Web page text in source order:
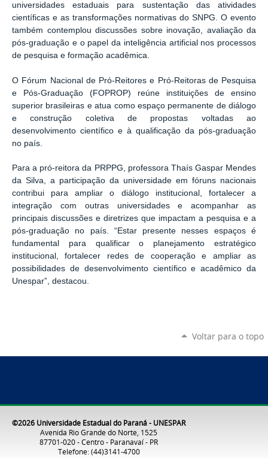
universidades estaduais para sustentação das atividades
científicas e as transformações normativas do SNPG. O evento
também contemplou discussões sobre inovação, avaliação da
pós-graduação e o papel da inteligência artificial nos processos
de pesquisa e formação acadêmica.
O Fórum Nacional de Pró-Reitores e Pró-Reitoras de Pesquisa
e Pós-Graduação (FOPROP) reúne instituições de ensino
superior brasileiras e atua como espaço permanente de diálogo
e construção coletiva de propostas voltadas ao
desenvolvimento científico e à qualificação da pós-graduação
no país.
Para a pró-reitora da PRPPG, professora Thaís Gaspar Mendes
da Silva, a participação da universidade em fóruns nacionais
contribui para ampliar o diálogo institucional, fortalecer a
integração com outras universidades e acompanhar as
principais discussões e diretrizes que impactam a pesquisa e a
pós-graduação no país. “Estar presente nesses espaços é
fundamental para qualificar o planejamento estratégico
institucional, fortalecer redes de cooperação e ampliar as
possibilidades de desenvolvimento científico e acadêmico da
Unespar”, destacou.
Voltar para o topo
©2026 Universidade Estadual do Paraná - UNESPAR
Avenida Rio Grande do Norte, 1525
87701-020 - Centro - Paranavaí - PR
Telefone: (44)3141-4700